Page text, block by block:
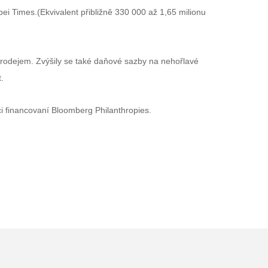
Times (Ekvivalent přibližně 330 000 až 1,65 milionu
Zvýšily se také daňové sazby na nehořlavé
financovaní Bloomberg Philanthropies